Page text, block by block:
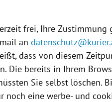
frei, Ihre Zustimmung
an
dass von diesem
Die bereits in Ihrem
Sie selbst löschen.
noch eine werbe- und